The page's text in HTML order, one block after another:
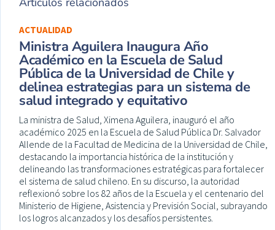
ACTUALIDAD
Ministra Aguilera Inaugura Año
Académico en la Escuela de Salud
Pública de la Universidad de Chile y
delinea estrategias para un sistema de
salud integrado y equitativo
La ministra de Salud, Ximena Aguilera, inauguró el año
académico 2025 en la Escuela de Salud Pública Dr. Salvador
Allende de la Facultad de Medicina de la Universidad de Chile,
destacando la importancia histórica de la institución y
delineando las transformaciones estratégicas para fortalecer
el sistema de salud chileno. En su discurso, la autoridad
reflexionó sobre los 82 años de la Escuela y el centenario del
Ministerio de Higiene, Asistencia y Previsión Social, subrayando
los logros alcanzados y los desafíos persistentes.